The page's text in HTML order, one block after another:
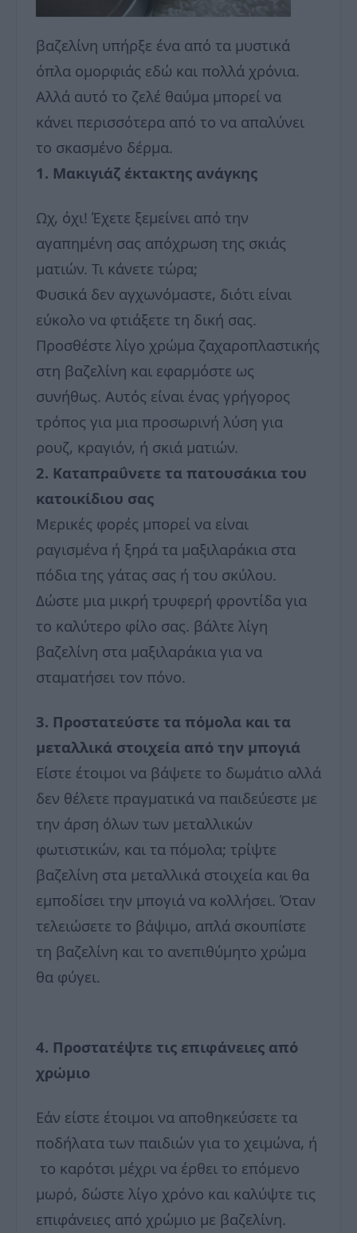
βαζελίνη υπήρξε ένα από τα μυστικά
όπλα ομορφιάς εδώ και πολλά χρόνια.
Αλλά αυτό το ζελέ θαύμα μπορεί να
κάνει περισσότερα από το να απαλύνει
το σκασμένο δέρμα.
1. Μακιγιάζ έκτακτης ανάγκης
Ωχ, όχι! Έχετε ξεμείνει από την
αγαπημένη σας απόχρωση της σκιάς
ματιών. Τι κάνετε τώρα;
Φυσικά δεν αγχωνόμαστε, διότι είναι
εύκολο να φτιάξετε τη δική σας.
Προσθέστε λίγο χρώμα ζαχαροπλαστικής
στη βαζελίνη και εφαρμόστε ως
συνήθως. Αυτός είναι ένας γρήγορος
τρόπος για μια προσωρινή λύση για
ρουζ, κραγιόν, ή σκιά ματιών.
2. Καταπραΰνετε τα πατουσάκια του
κατοικίδιου σας
Μερικές φορές μπορεί να είναι
ραγισμένα ή ξηρά τα μαξιλαράκια στα
πόδια της γάτας σας ή του σκύλου.
Δώστε μια μικρή τρυφερή φροντίδα για
το καλύτερο φίλο σας. βάλτε λίγη
βαζελίνη στα μαξιλαράκια για να
σταματήσει τον πόνο.
3. Προστατεύστε τα πόμολα και τα
μεταλλικά στοιχεία από την μπογιά
Είστε έτοιμοι να βάψετε το δωμάτιο αλλά
δεν θέλετε πραγματικά να παιδεύεστε με
την άρση όλων των μεταλλικών
φωτιστικών, και τα πόμολα; τρίψτε
βαζελίνη στα μεταλλικά στοιχεία και θα
εμποδίσει την μπογιά να κολλήσει. Όταν
τελειώσετε το βάψιμο, απλά σκουπίστε
τη βαζελίνη και το ανεπιθύμητο χρώμα
θα φύγει.
4. Προστατέψτε τις επιφάνειες από
χρώμιο
Εάν είστε έτοιμοι να αποθηκεύσετε τα
ποδήλατα των παιδιών για το χειμώνα, ή
το καρότσι μέχρι να έρθει το επόμενο
μωρό, δώστε λίγο χρόνο και καλύψτε τις
επιφάνειες από χρώμιο με βαζελίνη.